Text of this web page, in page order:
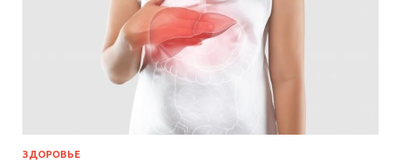
ЗДОРОВЬЕ